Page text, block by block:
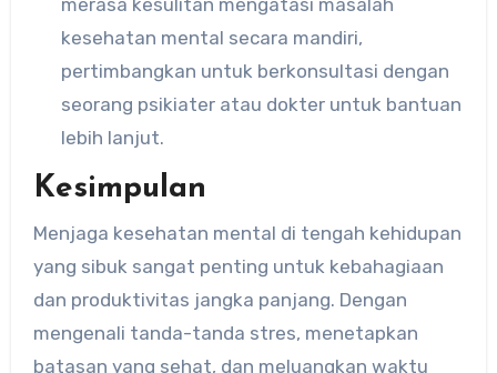
merasa kesulitan mengatasi masalah
kesehatan mental secara mandiri,
pertimbangkan untuk berkonsultasi dengan
seorang psikiater atau dokter untuk bantuan
lebih lanjut.
Kesimpulan
Menjaga kesehatan mental di tengah kehidupan
yang sibuk sangat penting untuk kebahagiaan
dan produktivitas jangka panjang. Dengan
mengenali tanda-tanda stres, menetapkan
batasan yang sehat, dan meluangkan waktu